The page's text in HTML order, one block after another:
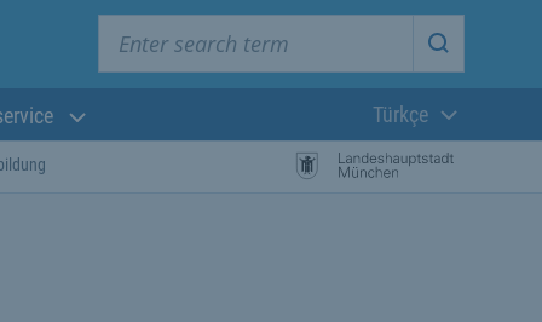
Start
Güncel dil:
Türkçe